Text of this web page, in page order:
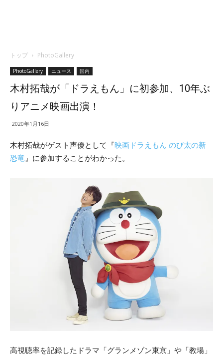
トップ PhotoGallery
PhotoGallery ニュース 国内
木村拓哉が「ドラえもん」に初参加、10年ぶ
りアニメ映画出演！
2020年1月16日
木村拓哉がゲスト声優として『映画ドラえもん のび太の新
恐竜 』に参加することがわかった。
高視聴率を記録したドラマ「グランメゾン東京」や「教場」